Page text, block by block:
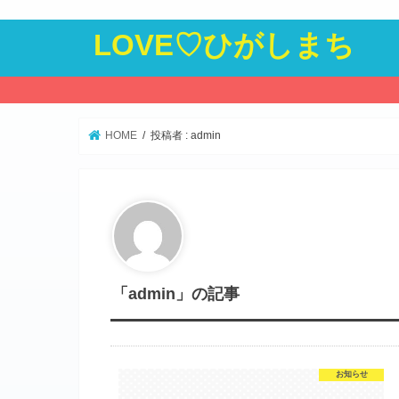
LOVE♡ひがしまち
HOME 投稿者 : admin
「admin」の記事
お知らせ